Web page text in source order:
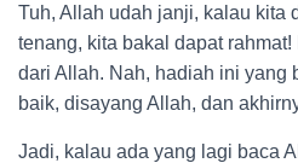
Tuh, Allah udah janji, kalau kita
tenang, kita bakal dapat
dari Allah. Nah, hadiah ini yang
baik, disayang Allah, dan
Jadi, kalau ada yang lagi baca